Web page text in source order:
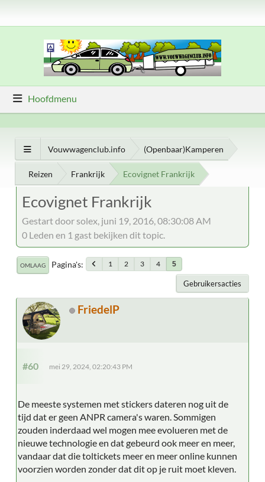
Hoofdmenu
Vouwwagenclub.info (Openbaar)Kamperen
Reizen Frankrijk Ecovignet Frankrijk
Ecovignet Frankrijk
Gestart door solex, juni 19, 2016, 08:30:08 AM
0 Leden en 1 gast bekijken dit topic.
OMLAAG Pagina's 1 2 3 4 5
Gebruikersacties
FriedelP
#60 mei 29, 2024, 02:20:43 PM
De meeste systemen met stickers dateren nog uit de
tijd dat er geen ANPR camera's waren. Sommigen
zouden inderdaad wel mogen mee evolueren met de
nieuwe technologie en dat gebeurd ook meer en meer,
vandaar dat die toltickets meer en meer online kunnen
voorzien worden zonder dat dit op je ruit moet kleven.